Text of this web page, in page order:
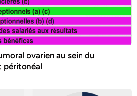
ovarien au sein du
péritonéal